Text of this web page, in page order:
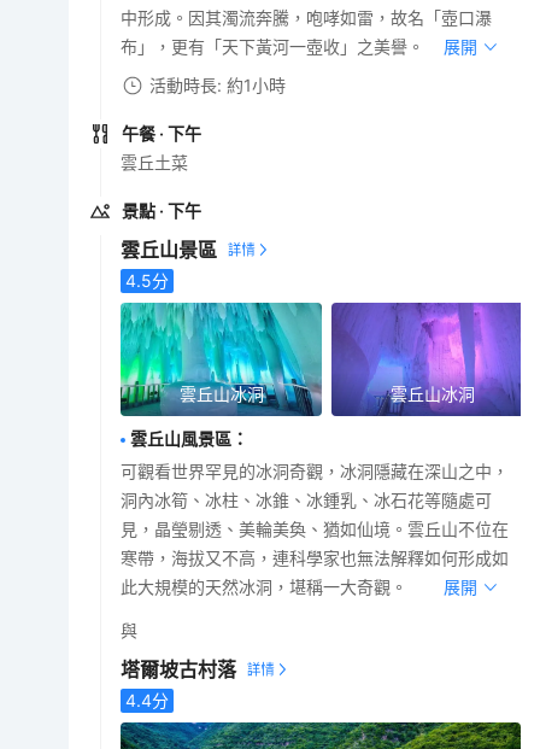
中形成。因其濁流奔騰，咆哮如雷，故名「壺口瀑
布」，更有「天下黃河一壺收」之美譽。
展開
活動時長: 約1小時
午餐 · 下午
雲丘土菜
景點 · 下午
雲丘山景區
4.5分
雲丘山冰洞 雲丘山冰洞
雲丘山風景區 ：
可觀看世界罕見的冰洞奇觀，冰洞隱藏在深山之中，
洞內冰筍、冰柱、冰錐、冰鍾乳、冰石花等隨處可
見，晶瑩剔透、美輪美奐、猶如仙境。雲丘山不位在
寒帶，海拔又不高，連科學家也無法解釋如何形成如
此大規模的天然冰洞，堪稱一大奇觀。
展開
與
塔爾坡古村落
4.4分